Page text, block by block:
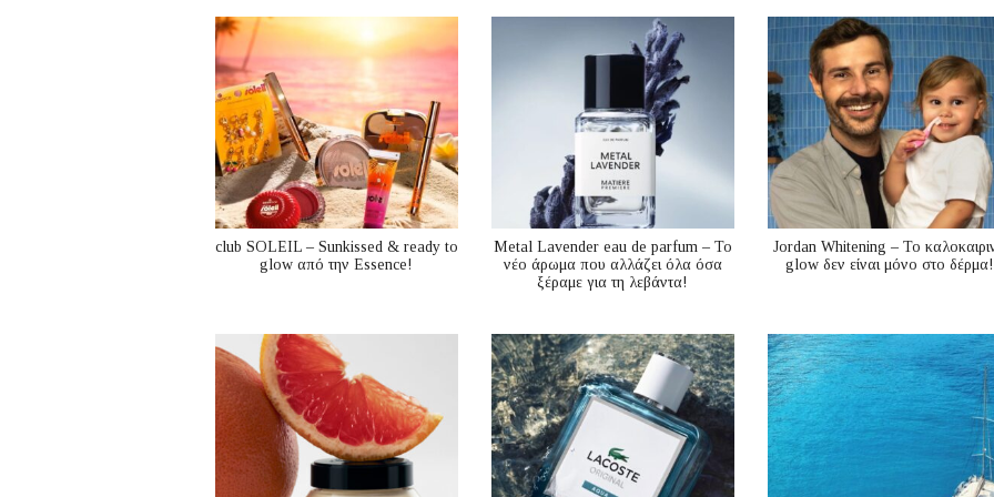
club SOLEIL – Sunkissed & ready to
glow από την Essence!
Metal Lavender eau de parfum – Το
νέο άρωμα που αλλάζει όλα όσα
ξέραμε για τη λεβάντα!
Jordan Whitening – Το
glow δεν είναι μόνο στο δέρμα!